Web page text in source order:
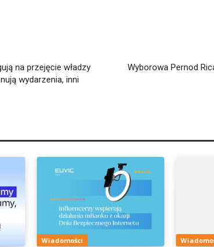
na przejęcie władzy
wydarzenia, inni
Wyborowa Pernod
Wiadomości